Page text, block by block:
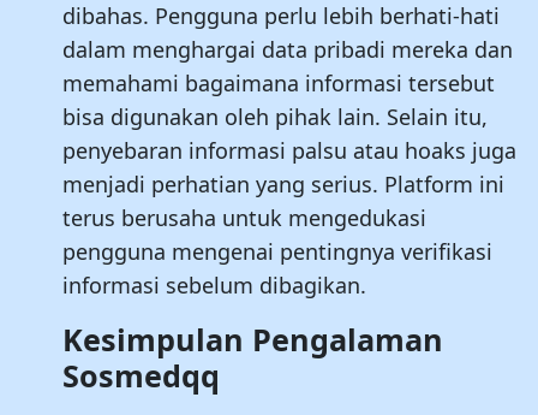
dibahas. Pengguna perlu lebih berhati-hati
dalam menghargai data pribadi mereka dan
memahami bagaimana informasi tersebut
bisa digunakan oleh pihak lain. Selain itu,
penyebaran informasi palsu atau hoaks juga
menjadi perhatian yang serius. Platform ini
terus berusaha untuk mengedukasi
pengguna mengenai pentingnya verifikasi
informasi sebelum dibagikan.
Kesimpulan Pengalaman
Sosmedqq